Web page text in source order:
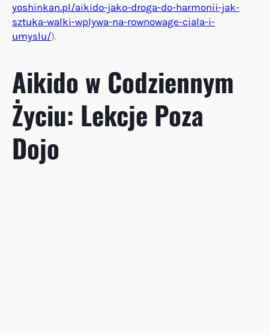
yoshinkan.pl/aikido-jako-droga-do-harmonii-jak-
sztuka-walki-wplywa-na-rownowage-ciala-i-
umyslu/).
Aikido w Codziennym
Życiu: Lekcje Poza
Dojo